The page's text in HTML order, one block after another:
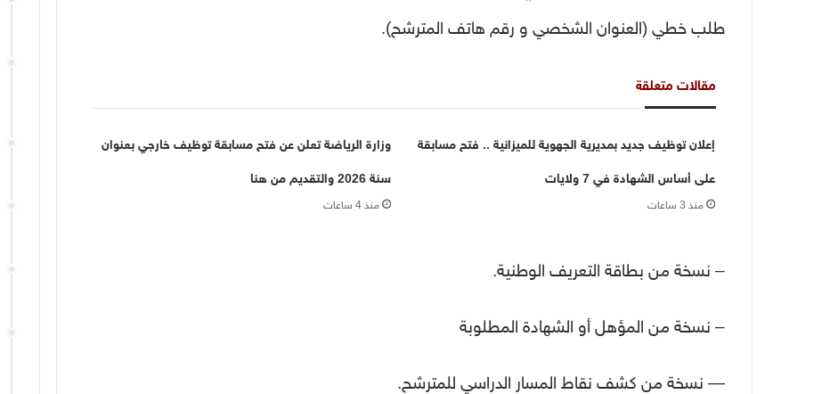
طلب خطي (العنوان الشخصي و رقم هاتف المترشح).
مقالات متعلقة
إعلان توظيف جديد بمديرية الجهوية للميزانية .. فتح مسابقة
على أساس الشهادة في 7 ولايات
منذ 3 ساعات
وزارة الرياضة تعلن عن فتح مسابقة توظيف خارجي بعنوان
سنة 2026 والتقديم من هنا
منذ 4 ساعات
– نسخة من بطاقة التعريف الوطنية.
– نسخة من المؤهل أو الشهادة المطلوبة
— نسخة من كشف نقاط المسار الدراسي للمترشح.